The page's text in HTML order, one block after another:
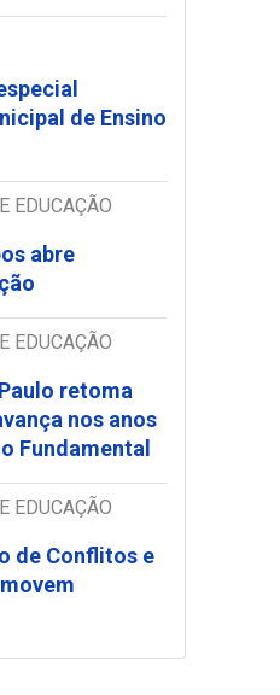
de Ensino
EDUCAÇÃO
abre
EDUCAÇÃO
retoma
nos anos
Fundamental
EDUCAÇÃO
de Conflitos e